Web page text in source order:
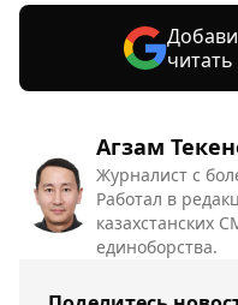
Агзам
Журналист с
Работал в
казахстанских
единоборства.